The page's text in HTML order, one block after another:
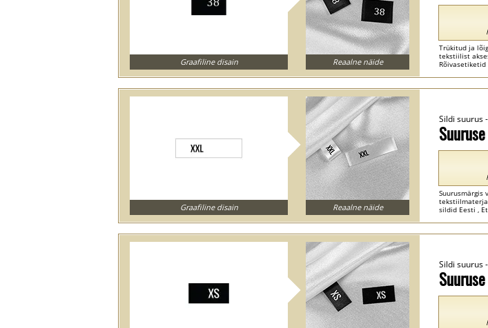
Trükitud ja
tekstiilist
Graafiline disain Reaalne näide
Sildi suurus
Suurusmärgis
sildid Eesti ,
Graafiline disain Reaalne näide
Sildi suurus